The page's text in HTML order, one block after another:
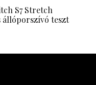
S7 Stretch
állóporszívó teszt